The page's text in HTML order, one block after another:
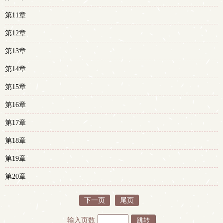
第11章
第12章
第13章
第14章
第15章
第16章
第17章
第18章
第19章
第20章
下一页 尾页
输入页数